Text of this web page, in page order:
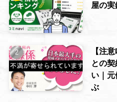
屋の
【注
との
い｜
ぶ